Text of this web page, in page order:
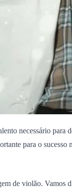
necessário para
para o
de violão. Vamos